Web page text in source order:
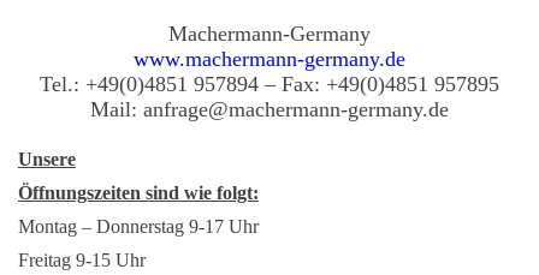
Machermann-Germany
www.machermann-germany.de
Tel.: +49(0)4851 957894 – Fax: +49(0)4851 957895
Mail: anfrage@machermann-germany.de
Unsere
Öffnungszeiten sind wie folgt:
Montag – Donnerstag 9-17 Uhr
Freitag 9-15 Uhr